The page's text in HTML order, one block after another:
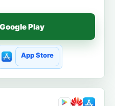
Play
App Store